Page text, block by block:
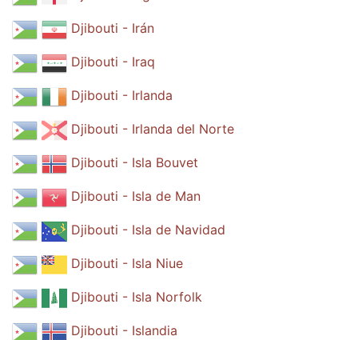
Djibouti - Irán
Djibouti - Iraq
Djibouti - Irlanda
Djibouti - Irlanda del Norte
Djibouti - Isla Bouvet
Djibouti - Isla de Man
Djibouti - Isla de Navidad
Djibouti - Isla Niue
Djibouti - Isla Norfolk
Djibouti - Islandia